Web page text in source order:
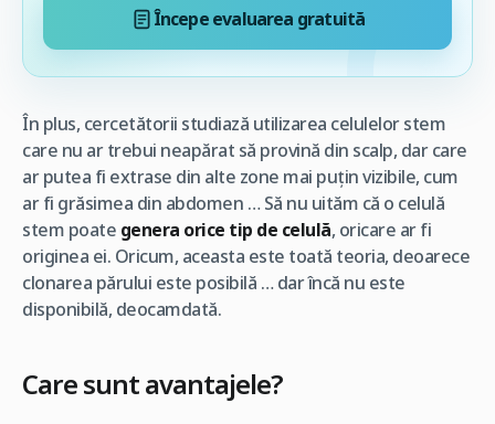
Începe evaluarea gratuită
În plus, cercetătorii studiază utilizarea celulelor stem
care nu ar trebui neapărat să provină din scalp, dar care
ar putea fi extrase din alte zone mai puțin vizibile, cum
ar fi grăsimea din abdomen … Să nu uităm că o celulă
stem poate genera orice tip de celulă, oricare ar fi
originea ei. Oricum, aceasta este toată teoria, deoarece
clonarea părului este posibilă … dar încă nu este
disponibilă, deocamdată.
Care sunt avantajele?